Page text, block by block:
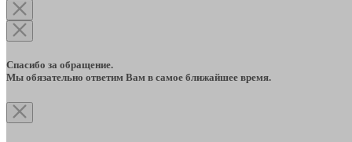
Спасибо за обращение.
Мы обязательно ответим Вам в самое ближайшее время.